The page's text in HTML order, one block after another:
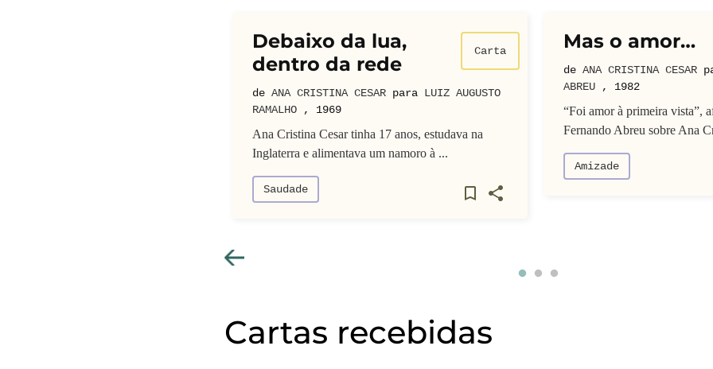
Debaixo da lua,
dentro da rede
Carta
de ANA CRISTINA CESAR para LUIZ AUGUSTO
RAMALHO
, 1969
Ana Cristina Cesar tinha 17 anos, estudava na
Inglaterra e alimentava um namoro à ...
Saudade
Mas o amor…
de ANA CRISTINA CESAR
ABREU
, 1982
“Foi amor à primeira vista”,
Fernando Abreu sobre Ana
Amizade
Cartas recebidas